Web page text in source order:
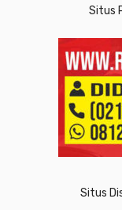
Situs
Situs